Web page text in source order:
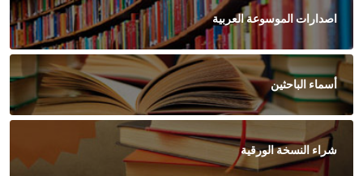
اصدارات الموسوعة العربية
أسماء الباحثين
شراء النسخة الورقية